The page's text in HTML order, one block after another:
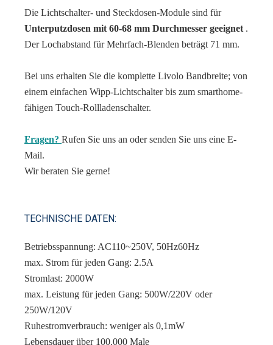
Die Lichtschalter- und Steckdosen-Module sind für
Unterputzdosen mit 60-68 mm Durchmesser geeignet .
Der Lochabstand für Mehrfach-Blenden beträgt 71 mm.
Bei uns erhalten Sie die komplette Livolo Bandbreite; von
einem einfachen Wipp-Lichtschalter bis zum smarthome-
fähigen Touch-Rollladenschalter.
Fragen? Rufen Sie uns an oder senden Sie uns eine E-
Mail.
Wir beraten Sie gerne!
TECHNISCHE DATEN:
Betriebsspannung: AC110~250V, 50Hz60Hz
max. Strom für jeden Gang: 2.5A
Stromlast: 2000W
max. Leistung für jeden Gang: 500W/220V oder
250W/120V
Ruhestromverbrauch: weniger als 0,1mW
Lebensdauer über 100.000 Male